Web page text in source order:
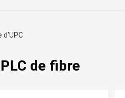
d'UPC
de fibre